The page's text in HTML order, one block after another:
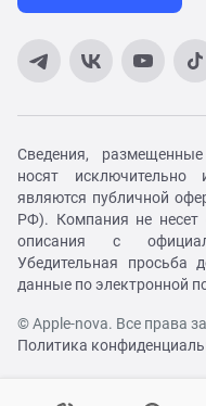
Сведения,
носят
являются публичной
РФ). Компания не несет
описания с
Убедительная просьба
данные по электронной
© Apple-nova. Все права
Политика